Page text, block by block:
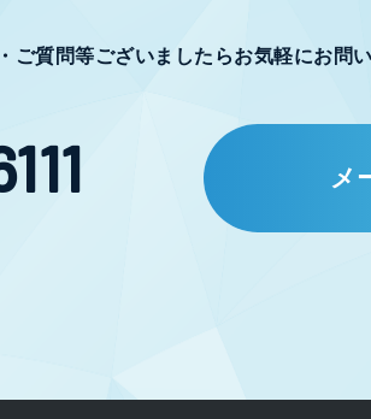
ご質問等ございましたらお気軽にお問
メ